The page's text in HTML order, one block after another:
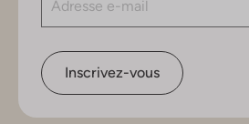
Inscrivez-vous